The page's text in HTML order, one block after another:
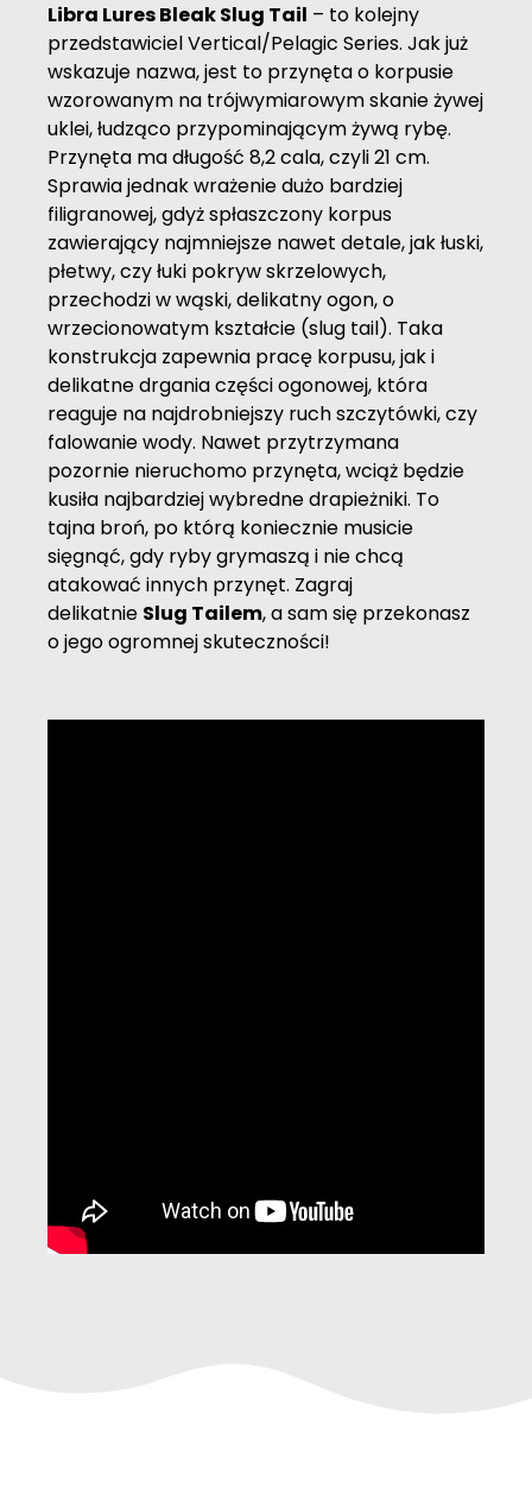
Libra Lures Bleak Slug Tail – to kolejny
przedstawiciel Vertical/Pelagic Series. Jak już
wskazuje nazwa, jest to przynęta o korpusie
wzorowanym na trójwymiarowym skanie żywej
uklei, łudząco przypominającym żywą rybę.
Przynęta ma długość 8,2 cala, czyli 21 cm.
Sprawia jednak wrażenie dużo bardziej
filigranowej, gdyż spłaszczony korpus
zawierający najmniejsze nawet detale, jak łuski,
płetwy, czy łuki pokryw skrzelowych,
przechodzi w wąski, delikatny ogon, o
wrzecionowatym kształcie (slug tail). Taka
konstrukcja zapewnia pracę korpusu, jak i
delikatne drgania części ogonowej, która
reaguje na najdrobniejszy ruch szczytówki, czy
falowanie wody. Nawet przytrzymana
pozornie nieruchomo przynęta, wciąż będzie
kusiła najbardziej wybredne drapieżniki. To
tajna broń, po którą koniecznie musicie
sięgnąć, gdy ryby grymaszą i nie chcą
atakować innych przynęt. Zagraj
delikatnie Slug Tailem, a sam się przekonasz
o jego ogromnej skuteczności!